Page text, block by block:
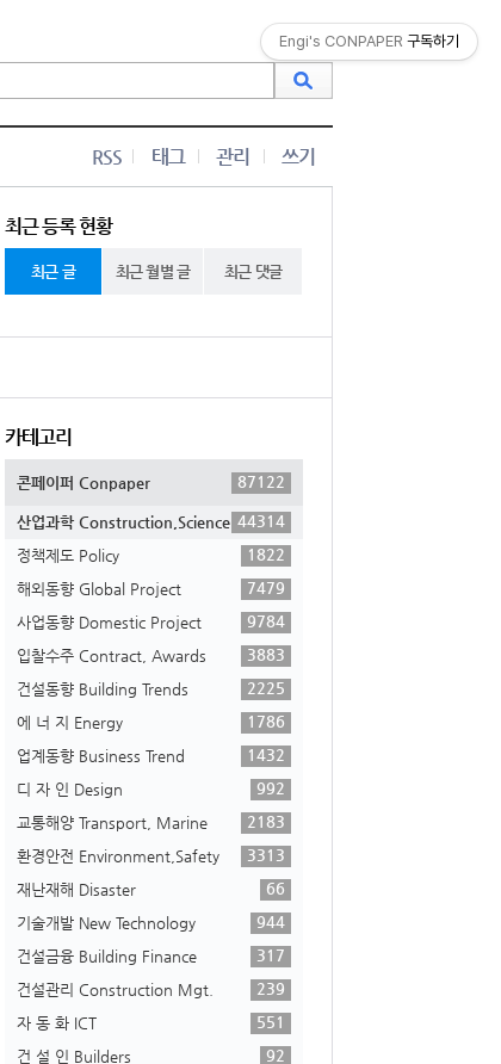
RSS 태그 관리 쓰기
최근 등록 현황
최근 글 최근 월별 글 최근 댓글
카테고리
콘페이퍼 Conpaper 87122
산업과학 Construction,Science 44314
정책제도 Policy
1822
해외동향 Global Project
7479
사업동향 Domestic Project
9784
입찰수주 Contract, Awards
3883
건설동향 Building Trends
2225
에 너 지 Energy
1786
업계동향 Business Trend
1432
디 자 인 Design
992
교통해양 Transport, Marine
2183
환경안전 Environment,Safety
3313
재난재해 Disaster
66
기술개발 New Technology
944
건설금융 Building Finance
317
건설관리 Construction Mgt.
239
자 동 화 ICT
551
건 설 인 Builders
92
Engi's CONPAPER 구독하기